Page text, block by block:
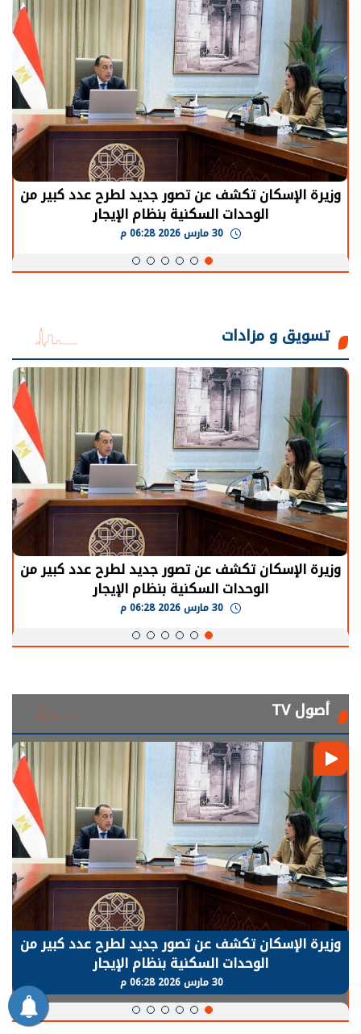
الرئيس السيسي: توقف الأنشطة في قطاع الطاقة
يحتاج إلى سنوات لعودة معدلات الإنتاج الطبيعية
تسويق و مزادات
الرئيس السيسي: توقف الأنشطة في قطاع الطاقة
يحتاج إلى سنوات لعودة معدلات الإنتاج الطبيعية
أصول TV
الرئيس السيسي: توقف الأنشطة في قطاع الطاقة
يحتاج إلى سنوات لعودة معدلات الإنتاج الطبيعية